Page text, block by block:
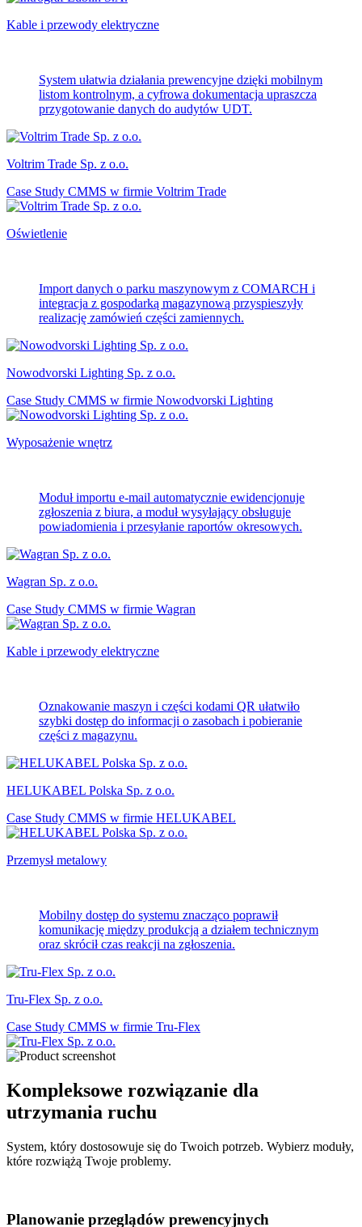
Kable i przewody elektryczne
System ułatwia działania prewencyjne dzięki mobilnym
listom kontrolnym, a cyfrowa dokumentacja upraszcza
przygotowanie danych do audytów UDT.
Voltrim Trade Sp. z o.o.
Case Study CMMS w firmie Voltrim Trade
Oświetlenie
Import danych o parku maszynowym z COMARCH i
integracja z gospodarką magazynową przyspieszyły
realizację zamówień części zamiennych.
Nowodvorski Lighting Sp. z o.o.
Case Study CMMS w firmie Nowodvorski Lighting
Wyposażenie wnętrz
Moduł importu e-mail automatycznie ewidencjonuje
zgłoszenia z biura, a moduł wysyłający obsługuje
powiadomienia i przesyłanie raportów okresowych.
Wagran Sp. z o.o.
Case Study CMMS w firmie Wagran
Kable i przewody elektryczne
Oznakowanie maszyn i części kodami QR ułatwiło
szybki dostęp do informacji o zasobach i pobieranie
części z magazynu.
HELUKABEL Polska Sp. z o.o.
Case Study CMMS w firmie HELUKABEL
Przemysł metalowy
Mobilny dostęp do systemu znacząco poprawił
komunikację między produkcją a działem technicznym
oraz skrócił czas reakcji na zgłoszenia.
Tru-Flex Sp. z o.o.
Case Study CMMS w firmie Tru-Flex
Kompleksowe rozwiązanie dla
utrzymania ruchu
System, który dostosowuje się do Twoich potrzeb. Wybierz moduły,
które rozwiążą Twoje problemy.
Planowanie przeglądów prewencyjnych